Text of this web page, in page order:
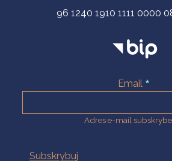
96 1240 1910 1111 0000
Email
Adres e-mail